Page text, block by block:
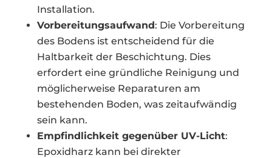
Installation.
Vorbereitungsaufwand: Die Vorbereitung
des Bodens ist entscheidend für die
Haltbarkeit der Beschichtung. Dies
erfordert eine gründliche Reinigung und
möglicherweise Reparaturen am
bestehenden Boden, was zeitaufwändig
sein kann.
Empfindlichkeit gegenüber UV-Licht:
Epoxidharz kann bei direkter